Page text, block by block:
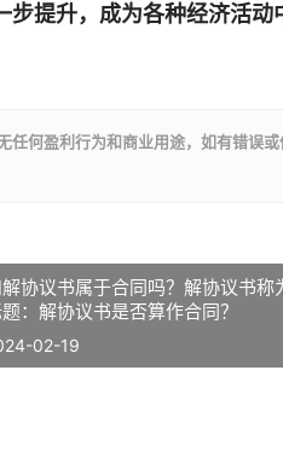
提升，成为各种经济活动
任何盈利行为和商业用途，如有错误
协议书属于合同吗？解协议书称
：解协议书是否算作合同？
02-19